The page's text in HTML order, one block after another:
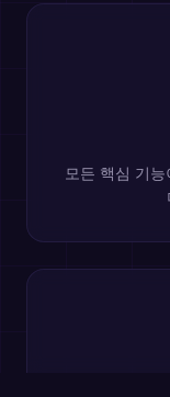
모든 핵심 기